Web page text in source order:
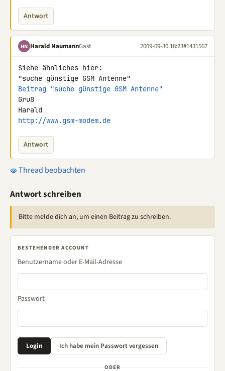
Antwort
HN Harald NaumannGast 2009-09-30 18:23#1431567
Siehe ähnliches hier:
Beitrag "suche günstige GSM Antenne"
Gruß
http://www.gsm-modem.de
Antwort
Thread beobachten
Antwort schreiben
Bitte melde dich an, um einen Beitrag zu schreiben.
BESTEHENDER ACCOUNT
Benutzername oder E-Mail-Adresse
Passwort
ODER